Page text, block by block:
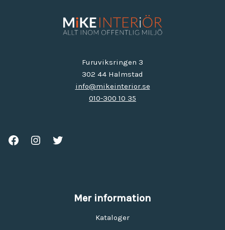
Furuviksringen 3
302 44 Halmstad
info@mikeinterior.se
010-300 10 35
Mer information
Kataloger